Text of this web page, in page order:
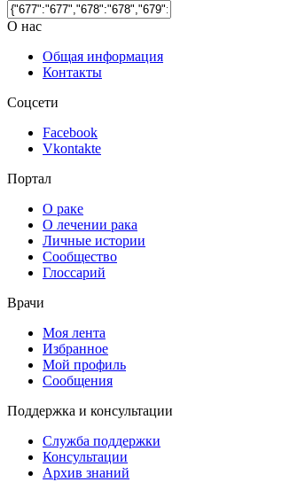
О нас
Общая информация
Контакты
Соцсети
Facebook
Vkontakte
Портал
О раке
О лечении рака
Личные истории
Сообщество
Глоссарий
Врачи
Моя лента
Избранное
Мой профиль
Сообщения
Поддержка и консультации
Служба поддержки
Консультации
Архив знаний